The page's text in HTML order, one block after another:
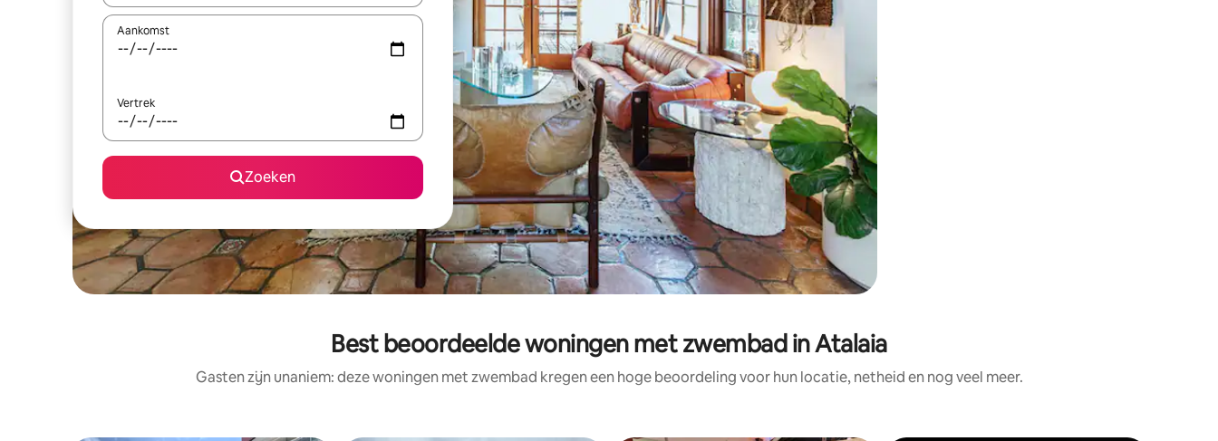
Aankomst
Vertrek
Zoeken
Best beoordeelde woningen met zwembad in Atalaia
Gasten zijn unaniem: deze woningen met zwembad kregen een hoge beoordeling voor hun locatie, netheid en nog veel meer.